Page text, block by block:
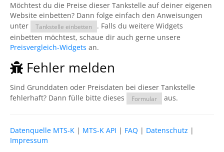
Möchtest du die Preise dieser Tankstelle auf deiner eigenen
Website einbetten? Dann folge einfach den Anweisungen
unter
Tankstelle einbetten
. Falls du weitere Widgets
einbetten möchtest, schaue dir auch gerne unsere
Preisvergleich-Widgets an.
Fehler melden
Sind Grunddaten oder Preisdaten bei dieser Tankstelle
fehlerhaft? Dann fülle bitte dieses
Formular aus.
Datenquelle MTS-K | MTS-K API | FAQ | Datenschutz |
Impressum